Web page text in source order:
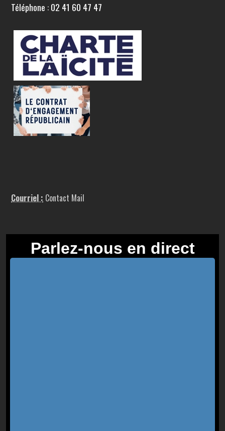
Téléphone : 02 41 60 47 47
Courriel : Contact Mail